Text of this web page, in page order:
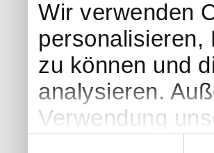
Wir verwenden
personalisieren,
zu können und
analysieren.
Verwendung